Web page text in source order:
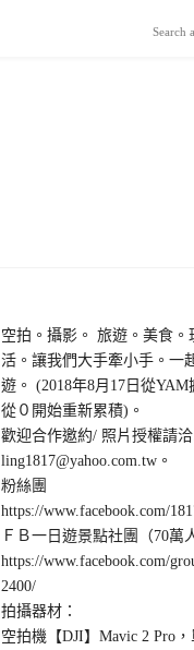
空拍。攝影。 旅遊。美食。
活。讓我們大手牽小手。一
遊。 (2018年8月17日從
從０開始重新累積)。
歡迎合作邀約/ 照片授權請
ling1817@yahoo.com.tw 。
粉絲團
https://www.facebook.com/
ＦＢ一日遊景點社團（70萬
https://www.facebook.com/
2400/
拍攝器材：
空拍機【DJI】Mavic 2 Pro